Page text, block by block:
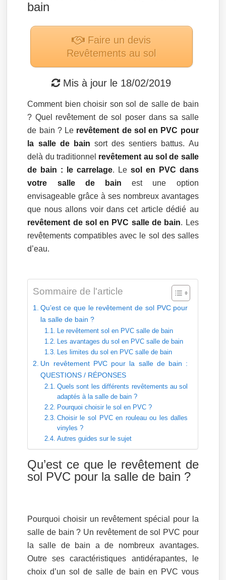
bain
Faire un devis
Revêtements au sol
Mis à jour le 18/02/2019
Comment bien choisir son sol de salle de bain
? Quel revêtement de sol poser dans sa salle
de bain ? Le revêtement de sol en PVC pour
la salle de bain sort des sentiers battus. Au
delà du traditionnel revêtement au sol de salle
de bain : le carrelage. Le sol en PVC dans
votre salle de bain est une option
envisageable grâce à ses nombreux avantages
que nous allons voir dans cet article dédié au
revêtement de sol en PVC salle de bain. Les
revêtements compatibles avec le sol des salles
d’eau.
Sommaire de l'article
Qu’est ce que le revêtement de sol PVC pour
la salle de bain ?
Le revêtement sol en PVC salle de bain
Les avantages du sol en PVC salle de bain
Les limites du sol en PVC salle de bain
Un revêtement PVC pour la salle de bain :
QUESTIONS / RÉPONSES
Quels sont les différents revêtements au sol
adaptés à la salle de bain ?
Pourquoi choisir le sol en PVC ?
Choisir le sol PVC en rouleau ou les dalles
vinyles ?
Autres guides sur le sujet
Qu’est ce que le revêtement de
sol PVC pour la salle de bain ?
Pourquoi choisir un revêtement spécial pour la
salle de bain ? Un revêtement de sol PVC pour
la salle de bain a de nombreux avantages.
Outre ses caractéristiques antidérapantes, le
choix d’un sol de salle de bain en PVC vous